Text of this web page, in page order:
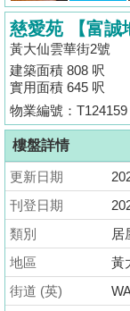
地
產
博
客
地
產
新
聞
數
據
公
佈
慈愛苑 【富誠
黃大仙雲華街2號
建築面積 808 呎
實用面積 645 呎
物業編號：T124159
樓盤詳情
更新日期
刊登日期
類別
居
地區
黃
街道 (英)